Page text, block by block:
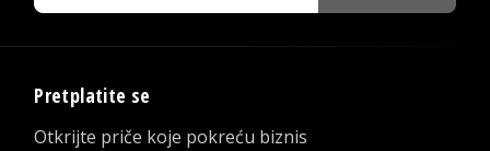
Pretplatite se
Otkrijte priče koje pokreću biznis